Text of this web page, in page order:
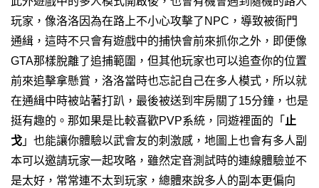
玩家，像洛洛因為在路上不小心攻擊了NPC，導致被衙門
通緝，這時不只會有遊戲中的捕快會前來抓你之外，即便像
GTA那樣脫離了追捕範圍，但其他玩家也可以追查你的位置
前來追擊拿懸賞，洛洛當時也忘記自己在多人模式，所以就
在通緝中時被站著打趴，最後被送到牢房關了15分鐘，也是
挺有趣的。 那如果是比較喜歡PVP系統，同遊裡面的「 止
戈 」也能讓你體驗以武會友的刺激感，地圖上也會有多人副
本可以邀請玩家一起攻略，雖然定音測試時的連線體驗並不
是太好，常常連不太到玩家， 總體來說多人的副本更偏向